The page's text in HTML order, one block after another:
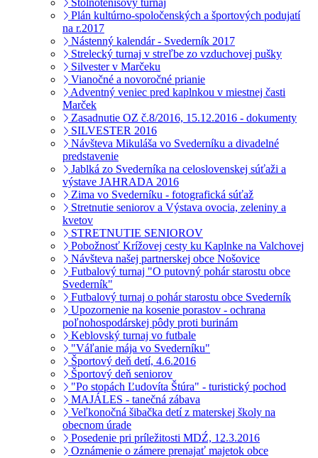
Plán kultúrno-spoločenských a športových podujatí
na r.2017
Nástenný kalendár - Svederník 2017
Strelecký turnaj v streľbe zo vzduchovej pušky
Silvester v Marčeku
Vianočné a novoročné prianie
Adventný veniec pred kaplnkou v miestnej časti
Marček
Zasadnutie OZ č.8/2016, 15.12.2016 - dokumenty
SILVESTER 2016
Návšteva Mikuláša vo Svederníku a divadelné
predstavenie
Jablká zo Svederníka na celoslovenskej súťaži a
výstave JAHRADA 2016
Zima vo Svederníku - fotografická súťaž
Stretnutie seniorov a Výstava ovocia, zeleniny a
kvetov
STRETNUTIE SENIOROV
Pobožnosť Krížovej cesty ku Kaplnke na Valchovej
Návšteva našej partnerskej obce Nošovice
Futbalový turnaj "O putovný pohár starostu obce
Svederník"
Futbalový turnaj o pohár starostu obce Svederník
Upozornenie na kosenie porastov - ochrana
poľnohospodárskej pôdy proti burinám
Keblovský turnaj vo futbale
"Váľanie mája vo Svederníku"
Športový deň detí, 4.6.2016
Športový deň seniorov
"Po stopách Ľudovíta Štúra" - turistický pochod
MAJÁLES - tanečná zábava
Veľkonočná šibačka detí z materskej školy na
obecnom úrade
Posedenie pri príležitosti MDŹ, 12.3.2016
Oznámenie o zámere prenajať majetok obce